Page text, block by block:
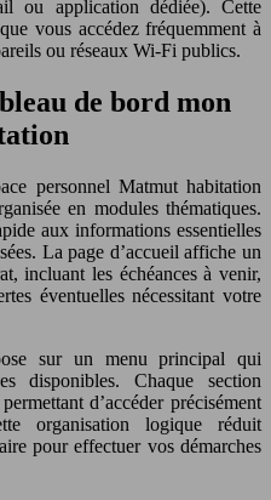
ou application dédiée). Cette
vous accédez fréquemment à
ou réseaux Wi-Fi publics.
de bord mon
personnel Matmut habitation
en modules thématiques.
aux informations essentielles
La page d’accueil affiche un
incluant les échéances à venir,
éventuelles nécessitant votre
sur un menu principal qui
disponibles. Chaque section
d’accéder précisément
organisation logique réduit
pour effectuer vos démarches